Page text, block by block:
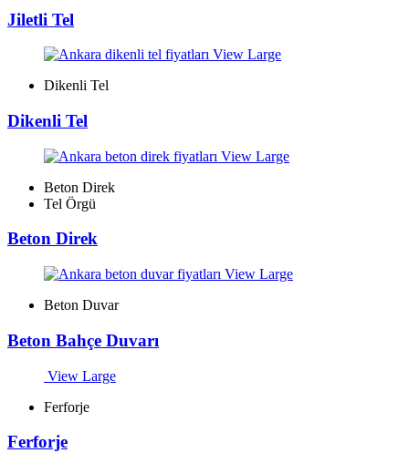
Jiletli Tel
View Large
Dikenli Tel
Dikenli Tel
View Large
Beton Direk
Tel Örgü
Beton Direk
View Large
Beton Duvar
Beton Bahçe Duvarı
View Large
Ferforje
Ferforje